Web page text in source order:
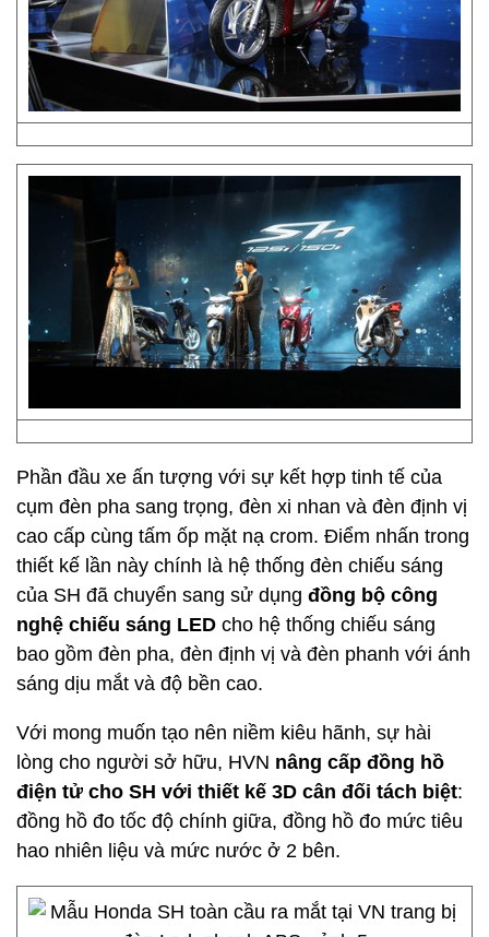
Phần đầu xe ấn tượng với sự kết hợp tinh tế của
cụm đèn pha sang trọng, đèn xi nhan và đèn định vị
cao cấp cùng tấm ốp mặt nạ crom. Điểm nhấn trong
thiết kế lần này chính là hệ thống đèn chiếu sáng
của SH đã chuyển sang sử dụng đồng bộ công
nghệ chiếu sáng LED cho hệ thống chiếu sáng
bao gồm đèn pha, đèn định vị và đèn phanh với ánh
sáng dịu mắt và độ bền cao.
Với mong muốn tạo nên niềm kiêu hãnh, sự hài
lòng cho người sở hữu, HVN nâng cấp đồng hồ
điện tử cho SH với thiết kế 3D cân đối tách biệt:
đồng hồ đo tốc độ chính giữa, đồng hồ đo mức tiêu
hao nhiên liệu và mức nước ở 2 bên.